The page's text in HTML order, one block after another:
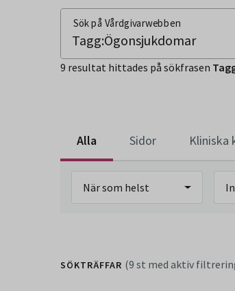
SÖKSIDA
Sök på Vårdgivarwebben
9 resultat hittades på sökfrasen
Alla Sidor Kliniska
När som helst
SÖKTRÄFFAR (9 st med aktiv